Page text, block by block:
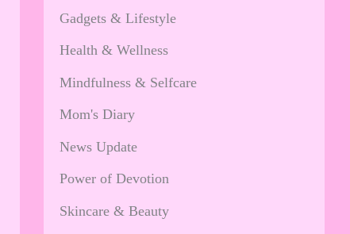
Gadgets & Lifestyle
Health & Wellness
Mindfulness & Selfcare
Mom's Diary
News Update
Power of Devotion
Skincare & Beauty